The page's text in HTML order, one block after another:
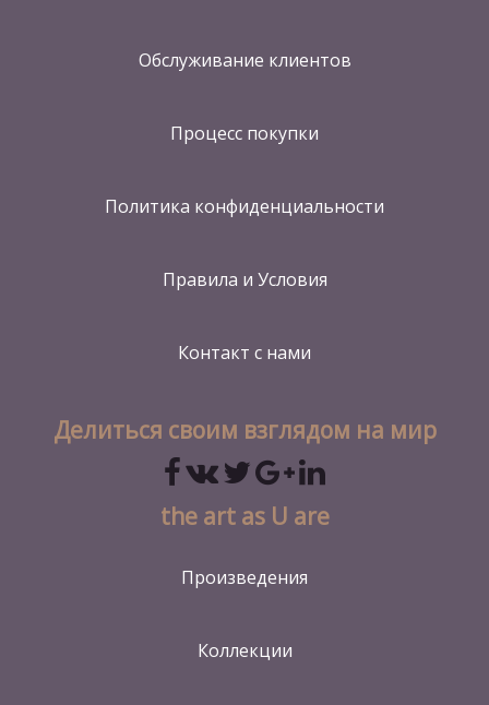
Обслуживание клиентов
Процесс покупки
Политика конфиденциальности
Правила и Условия
Контакт с нами
Делиться своим взглядом на мир
the art as U are
Произведения
Коллекции